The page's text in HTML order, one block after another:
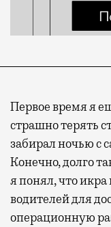
Первое время я
страшно терять
забирал ночью с
Конечно, долго
я понял, что икра
водителей для
операционную